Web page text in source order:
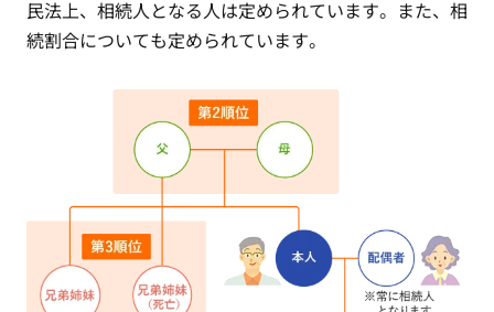
民法上、相続人となる人は定められています。また、相
続割合についても定められています。